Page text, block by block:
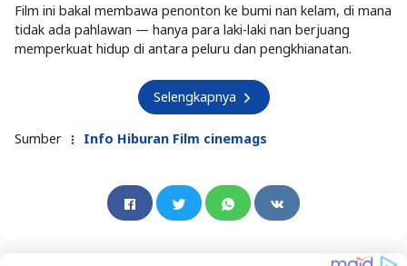
Film ini bakal membawa penonton ke bumi nan kelam, di mana
tidak ada pahlawan — hanya para laki-laki nan berjuang
memperkuat hidup di antara peluru dan pengkhianatan.
Selengkapnya
Sumber Info Hiburan Film cinemags